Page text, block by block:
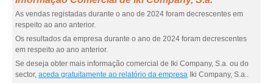
As vendas registadas durante o ano de 2024 foram decrescentes em
respeito ao ano anterior.
Os resultados da empresa durante o ano de 2024 foram decrescentes
em respeito ao ano anterior.
Se deseja obter mais informação comercial de Iki Company, S.a. ou do
sector, aceda gratuitamente ao relatório da empresa Iki Company, S.a..